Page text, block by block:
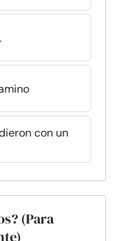
con un
(Para